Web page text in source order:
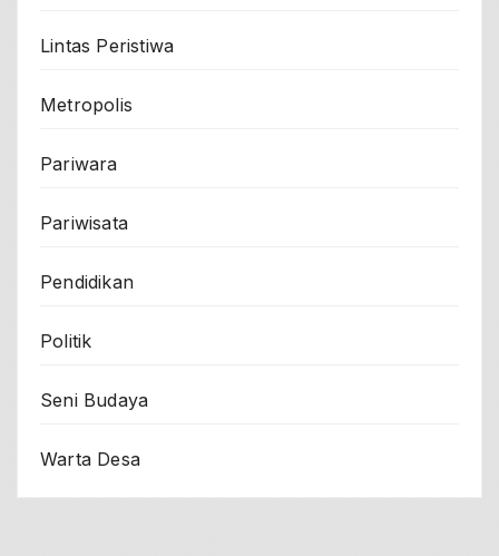
Lintas Peristiwa
Metropolis
Pariwara
Pariwisata
Pendidikan
Politik
Seni Budaya
Warta Desa